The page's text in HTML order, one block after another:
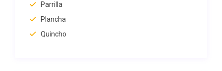
Parrilla
Plancha
Quincho